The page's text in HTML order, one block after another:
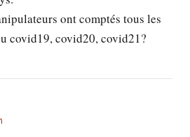
ont comptés tous les
covid19, covid20, covid21?